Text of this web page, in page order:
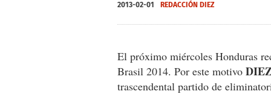
2013-02-01 REDACCIÓN DIEZ
El próximo miércoles Honduras
Brasil 2014. Por este motivo
trascendental partido de